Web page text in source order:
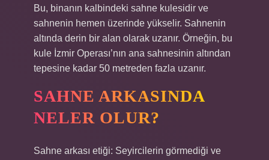
Bu, binanın kalbindeki sahne kulesidir ve
sahnenin hemen üzerinde yükselir. Sahnenin
altında derin bir alan olarak uzanır. Örneğin, bu
kule İzmir Operası’nın ana sahnesinin altından
tepesine kadar 50 metreden fazla uzanır.
SAHNE ARKASINDA
NELER OLUR?
Sahne arkası etiği: Seyircilerin görmediği ve